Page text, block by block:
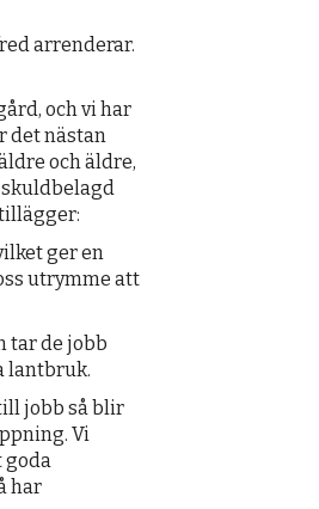
arrenderar.
och vi har
det nästan
och äldre,
skuldbelagd
ger en
utrymme att
tar de jobb
lantbruk.
jobb så blir
Vi
goda
har